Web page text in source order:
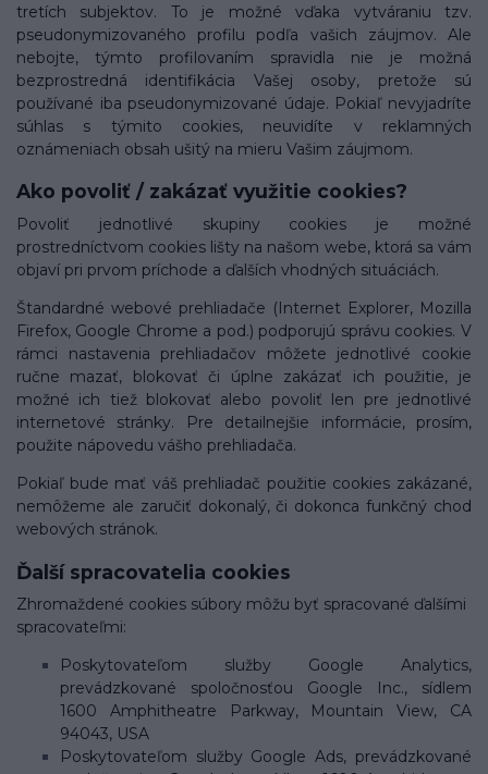
tretích subjektov. To je možné vďaka vytváraniu tzv.
pseudonymizovaného profilu podľa vašich záujmov. Ale
nebojte, týmto profilovaním spravidla nie je možná
bezprostredná identifikácia Vašej osoby, pretože sú
používané iba pseudonymizované údaje. Pokiaľ nevyjadríte
súhlas s týmito cookies, neuvidíte v reklamných
oznámeniach obsah ušitý na mieru Vašim záujmom.
Ako povoliť / zakázať využitie cookies?
Povoliť jednotlivé skupiny cookies je možné
prostredníctvom cookies lišty na našom webe, ktorá sa vám
objaví pri prvom príchode a ďalších vhodných situáciách.
Štandardné webové prehliadače (Internet Explorer, Mozilla
Firefox, Google Chrome a pod.) podporujú správu cookies. V
rámci nastavenia prehliadačov môžete jednotlivé cookie
ručne mazať, blokovať či úplne zakázať ich použitie, je
možné ich tiež blokovať alebo povoliť len pre jednotlivé
internetové stránky. Pre detailnejšie informácie, prosím,
použite nápovedu vášho prehliadača.
Pokiaľ bude mať váš prehliadač použitie cookies zakázané,
nemôžeme ale zaručiť dokonalý, či dokonca funkčný chod
webových stránok.
Ďalší spracovatelia cookies
Zhromaždené cookies súbory môžu byť spracované ďalšími
spracovateľmi:
Poskytovateľom služby Google Analytics,
prevádzkované spoločnosťou Google Inc., sídlem
1600 Amphitheatre Parkway, Mountain View, CA
94043, USA
Poskytovateľom služby Google Ads, prevádzkované